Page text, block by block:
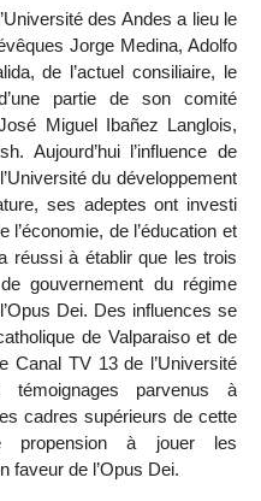
des Andes a lieu le
Jorge Medina, Adolfo
de l’actuel consiliaire, le
partie de son comité
Miguel Ibañez Langlois,
Aujourd’hui l’influence de
du développement
ses adeptes ont investi
de l’éducation et
réussi à établir que les trois
gouvernement du régime
Dei. Des influences se
de Valparaiso et de
Canal TV 13 de l’Université
témoignages parvenus à
cadres supérieurs de cette
propension à jouer les
faveur de l’Opus Dei.